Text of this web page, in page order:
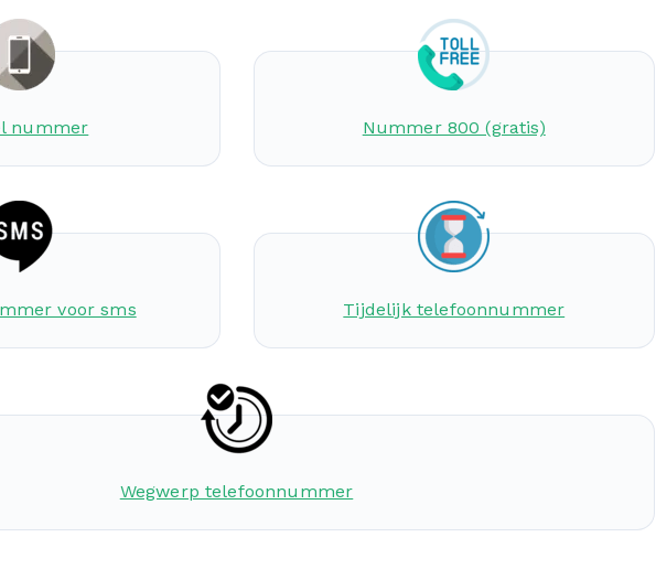
nummer Nummer 800 (gratis)
voor sms Tijdelijk telefoonnummer
Wegwerp telefoonnummer